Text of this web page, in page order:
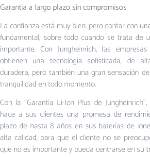
Garantía a largo plazo sin compromisos
La confianza está muy bien, pero contar con
fundamental, sobre todo cuando se trata de
importante. Con Jungheinrich, las
obtienen una tecnología sofisticada, de
duradera, pero también una gran sensación
tranquilidad en todo momento.
Con la “Garantía Li-Ion Plus de Jungheinrich”,
hace a sus clientes una promesa de
plazo de hasta 8 años en sus baterías de
alta calidad, para que el cliente no se
que no es importante y pueda centrarse en su